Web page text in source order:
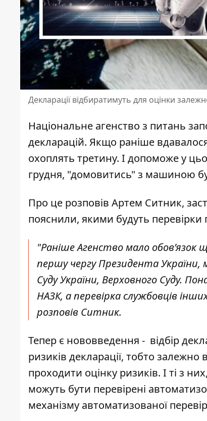
Декларації відбиратимуть для оцінки
Національне агенство з питань
декларацій. Якщо раніше вдавалося
охоплять третину. І допоможе у
грудня, "домовитись" з машиною
Про це розповів Артем Ситник,
пояснили, якими будуть
"Раніше Агенство мало обов’язок
першу чергу Президента України,
Суду України, Верховного Суду.
НАЗК, а перевірка службовців
розповів Ситник.
Тепер є нововведення - відбір
ризиків декларації, тобто залежно
проходити оцінку ризиків. І ті з
можуть бути перевірені
механізму автоматизованої